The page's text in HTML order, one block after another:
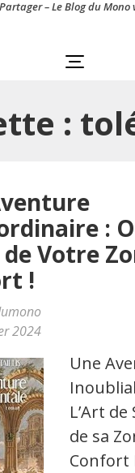
– Le Blog du Mono
:
:
Votre
!
2024
Une
L’Art
de sa
Confort